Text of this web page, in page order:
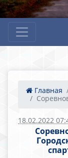
Главная
18.02.2022